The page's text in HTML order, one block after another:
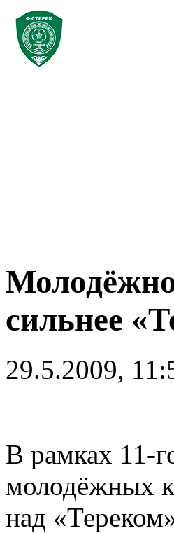
сильнее
29.5.2009,
В рамках 11-
молодёжных
над